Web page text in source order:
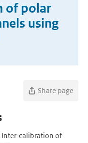
of polar
using
Share page
Inter-calibration of